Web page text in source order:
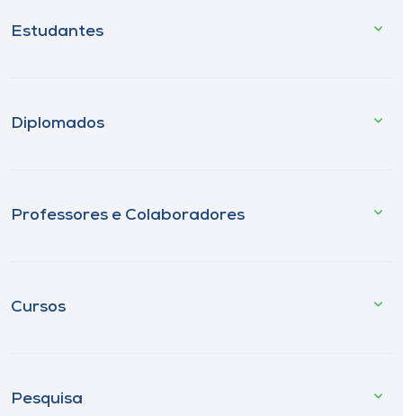
Estudantes
Diplomados
Professores e Colaboradores
Cursos
Pesquisa